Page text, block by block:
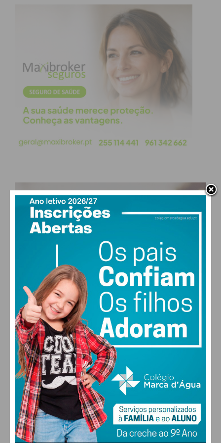
“Não percam este maravilhoso espetáculo. Estamos
a preparar tudo com muito carinho e dedicação.
Aguardamos por todos, para celebrarmos juntos, a
magia do Natal em Paços de Ferreira”, refere a
Banda Musical de Paços de Ferreira.
Subscreva a newsletter do
Eu li e concordo com ostermos e
condições
PAÇOS DE FERREIRA
19°
clear sky
MAX 19 • MIN 19
30°
QUI
30
SEX
29 °
SÁB
28 °
DOM
FARMACIAS DE SERVIÇO EM PAÇOS DE
FERREIRA